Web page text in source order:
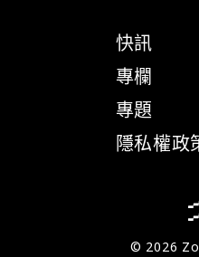
快訊
專欄
專題
隱私權政
© 2026